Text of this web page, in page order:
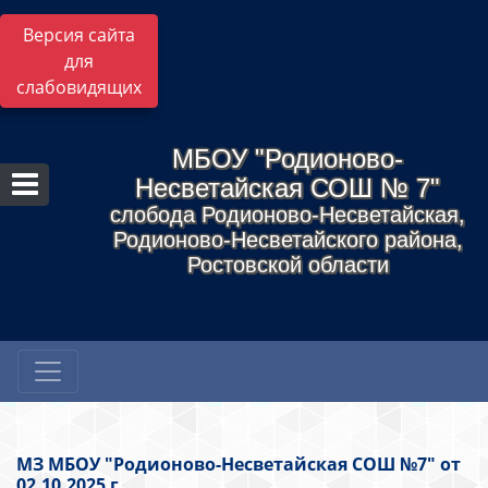
Версия сайта
для
слабовидящих
МБОУ "Родионово-
Несветайская СОШ № 7"
слобода Родионово-Несветайская,
Родионово-Несветайского района,
Ростовской области
МЗ МБОУ "Родионово-Несветайская СОШ №7" от